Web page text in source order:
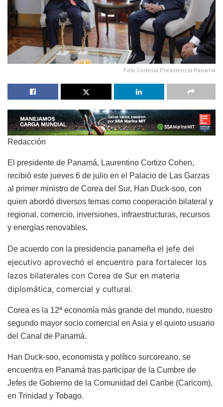
Foto Cortesía Presidencia Panamá
Redacción
El presidente de Panamá, Laurentino Cortizo Cohen,
recibió este jueves 6 de julio en el Palacio de Las Garzas
al primer ministro de Corea del Sur, Han Duck-soo, con
quien abordó diversos temas como cooperación bilateral y
regional, comercio, inversiones, infraestructuras, recursos
y energías renovables.
De acuerdo con la presidencia panameña el jefe del
ejecutivo aprovechó el encuentro para fortalecer los
lazos bilaterales con Corea de Sur en materia
diplomática, comercial y cultural.
Corea es la 12ª economía más grande del mundo, nuestro
segundo mayor socio comercial en Asia y el quinto usuario
del Canal de Panamá.
Han Duck-soo, economista y político surcoreano, se
encuentra en Panamá tras participar de la Cumbre de
Jefes de Gobierno de la Comunidad del Caribe (Caricom),
en Trinidad y Tobago.